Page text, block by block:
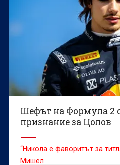
Шефът на Формула 2
признание за Цолов
“Никола е фаворитът за
Мишел